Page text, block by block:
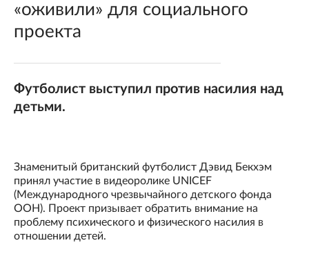
«оживили» для социального
проекта
Футболист выступил против насилия над
детьми.
Знаменитый британский футболист Дэвид Бекхэм
принял участие в видеоролике UNICEF
(Международного чрезвычайного детского фонда
ООН). Проект призывает обратить внимание на
проблему психического и физического насилия в
отношении детей.